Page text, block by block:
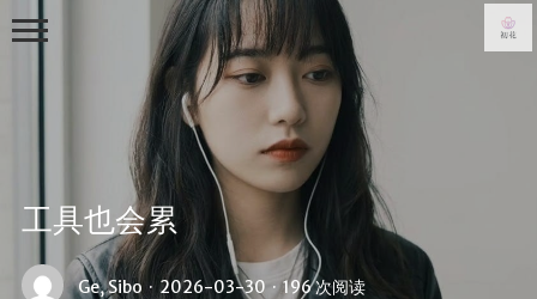
工具也会累
Ge, Sibo · 2026-03-30 · 196 次阅读
首页